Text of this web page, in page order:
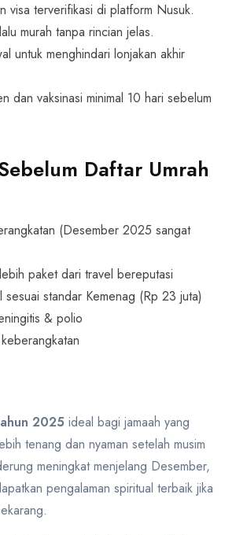
visa terverifikasi di platform Nusuk.
murah tanpa rincian jelas.
untuk menghindari lonjakan akhir
dan vaksinasi minimal 10 hari sebelum
Daftar Umrah
(Desember 2025 sangat
paket dari travel bereputasi
sesuai standar Kemenag (Rp 23 juta)
& polio
2025 ideal bagi jamaah yang
tenang dan nyaman setelah musim
meningkat menjelang Desember,
pengalaman spiritual terbaik jika